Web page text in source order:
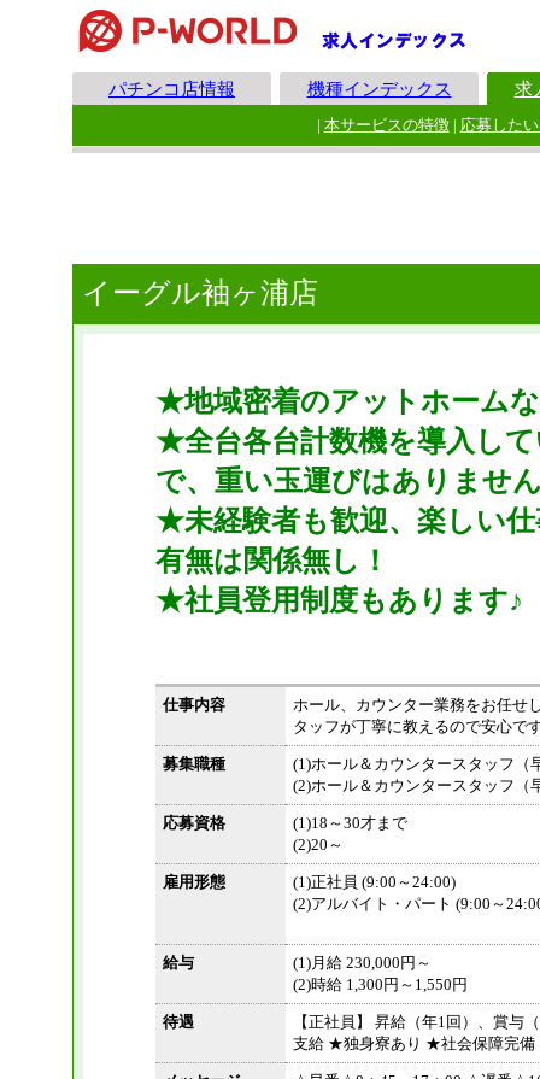
パチンコ店情報 機種インデックス 求
| 本サービスの特徴| 応募した
イーグル袖ヶ浦店
★地域密着のアットホーム
★全台各台計数機を導入し
で、重い玉運びはありませ
★未経験者も歓迎、楽しい
有無は関係無し！
★社員登用制度もあります♪
仕事内容
ホール、カウンター業務をお任
タッフが丁寧に教えるので安心で
募集職種
(1)ホール＆カウンタースタッフ（
(2)ホール＆カウンタースタッフ（
応募資格
(1)18～30才まで
(2)20～
雇用形態
(1)正社員 (9:00～24:00)
(2)アルバイト・パート (9:00～
給与
(1)月給 230,000円～
(2)時給 1,300円～1,550円
待遇
【正社員】 昇給（年1回）、賞与
支給 ★独身寮あり ★社会保障完